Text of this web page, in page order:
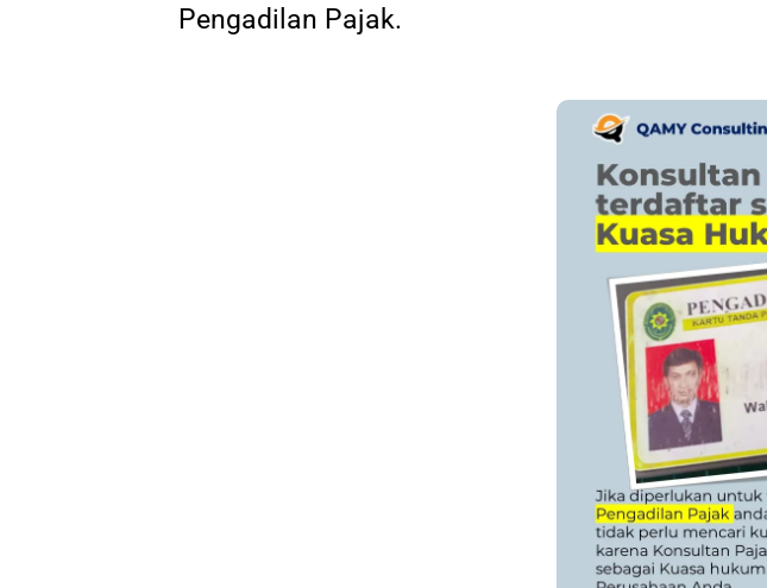
Pengadilan Pajak.